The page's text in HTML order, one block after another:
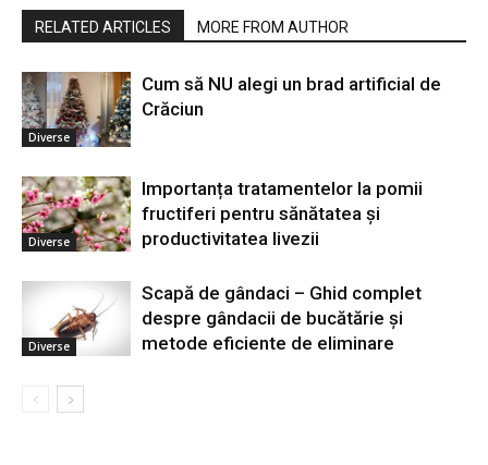
RELATED ARTICLES MORE FROM AUTHOR
Diverse
Cum să NU alegi un brad artificial de
Crăciun
Diverse
Importanța tratamentelor la pomii
fructiferi pentru sănătatea și
productivitatea livezii
Diverse
Scapă de gândaci – Ghid complet
despre gândacii de bucătărie și
metode eficiente de eliminare